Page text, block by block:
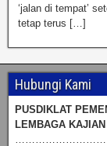
‘jalan di tempat’
tetap terus […]
Hubungi Kami
PUSDIKLAT
LEMBAGA